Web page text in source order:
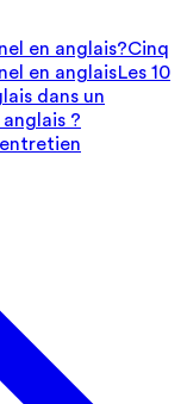
en anglais?Cinq
en anglaisLes 10
dans un
?
entretien